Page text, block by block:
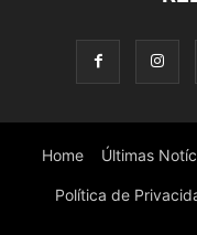
Home Últimas
Política de